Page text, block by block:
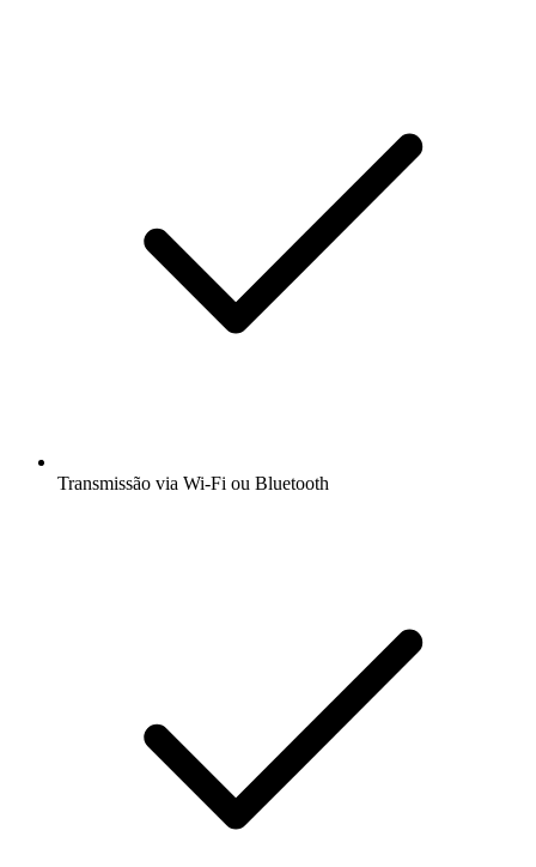
Transmissão via Wi-Fi ou Bluetooth